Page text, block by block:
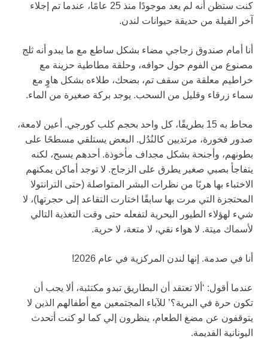
كنت ستظن أنه لم يعد موجودًا منذ 25 عامًا، عندما تم إجلاء
آخر الفيلة من حديقة حيوانات لندن.
أنا أمام صندوق زجاجي مضاء بشكل ساطع مع ما يبدو أنه ثلج
مصنوع من الفوم حول حوافه، وحلقة مطاطية حزينة مع
خراطيم معلقة من سقف تم، بضحك، طلاءه بشكل هاوٍ مع
سماء زرقاء وقليل من السحب. يوجد بركة صغيرة من الماء.
محاط به 15 بطريقًا، كل واحد بحجم كلب كورجي. أعين لامعة،
صدور فخورة، مرتديين كالنُدُل. البعض يستلقي مسطحًا على
بطونهم، وأجنحة بشكل مجداف مأخوذة. أحدهم يسبح، لكنه
يتفاجأ بصبي صغير يطرق على الزجاج. لا توجد أماكن يمكنهم
الاختباء بها هربًا من نظرات البشر المتواصلة (حتى الترانتولا
المحتجزة التي مرت بها سابقًا اختارت التقاعد إلى حجرتها)، لا
شيء لهؤلاء الطيور البحرية لتفعله حتى وقت التغذية التالي
لأسماك ميتة. لا هواء نقي، لا متعة، لا حرية.
أنا في صدمة. إنها لندن المركزية في عام 2026!
عندما أقول: ‘ألا تعتقد أن البطاريق تبدو مكتئبة، ألا يجب أن
تكون حرة في البرية؟’ للآباء المجتمعين مع أطفالهم الذين لا
يتوقفون عن مضغ الطعام، ينظرون إلي كما لو كنت أتحدث
اليونانية القديمة.